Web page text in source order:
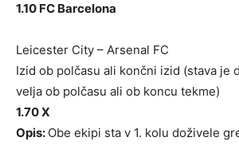
1.10 FC Barcelona
Leicester City – Arsenal FC
Izid ob polčasu ali končni izid (stava je
velja ob polčasu ali ob koncu tekme)
1.70 X
Opis: Obe ekipi sta v 1. kolu doživele